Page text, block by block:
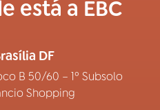
está a EBC
DF
B 50/60 – 1º Subsolo
Shopping